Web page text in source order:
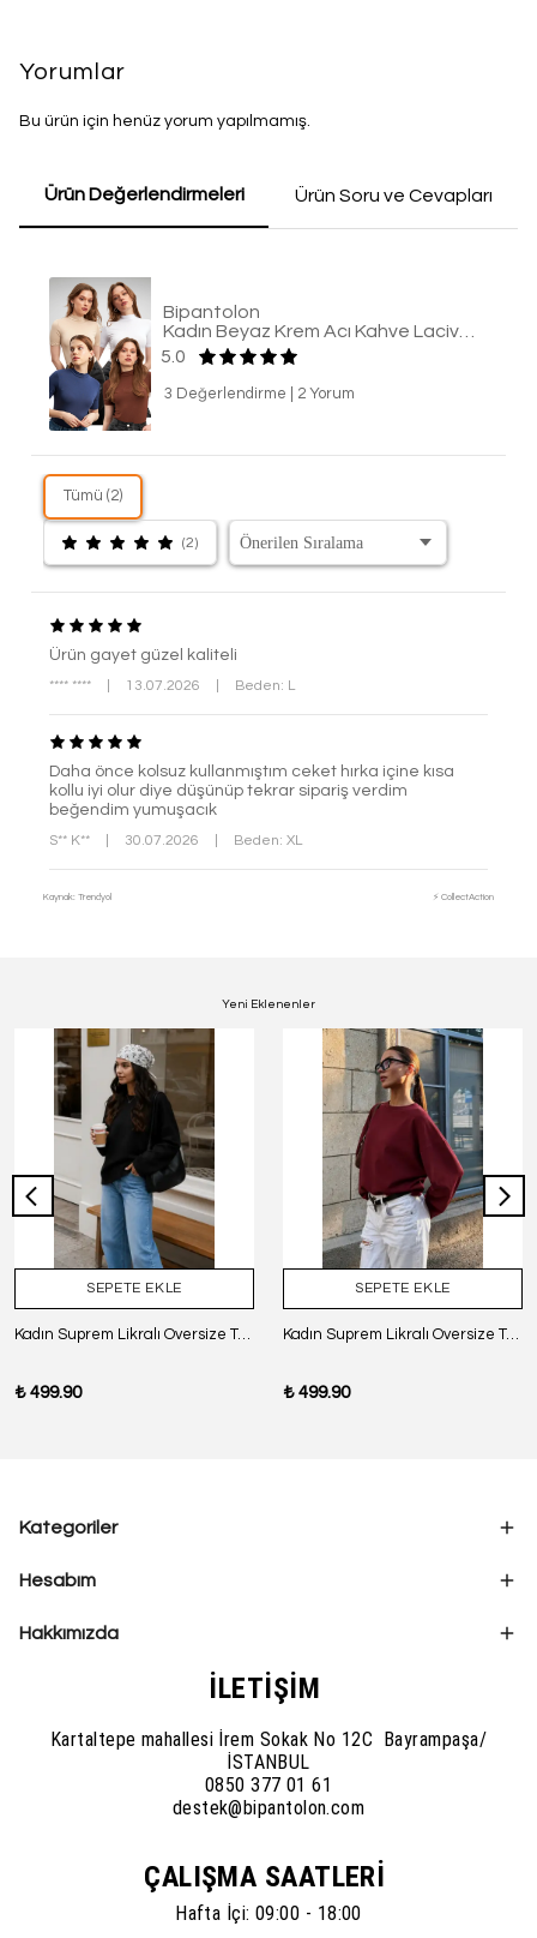
Yorumlar
Bu ürün için henüz yorum yapılmamış.
Ürün Değerlendirmeleri Ürün Soru ve Cevapları
Bipantolon
5.0
3 Değerlendirme 2 Yorum
Tümü (2)
(2)
Ürün gayet güzel kaliteli
**** **** 13.07.2026 Beden: L
Daha önce kolsuz kullanmıştım ceket hırka içine kısa
kollu iyi olur diye düşünüp tekrar sipariş verdim
beğendim yumuşacık
S** K** 30.07.2026 Beden: XL
Kaynak: Trendyol ⚡ CollectAction
Yeni Eklenenler
SEPETE EKLE
Kadın Suprem Likralı Oversize T-Shirt - SİYAH
₺ 499.90
SEPETE EKLE
Kadın Suprem Likralı Oversize T-Shirt - BORDO
₺ 499.90
Kategoriler
Hesabım
Hakkımızda
İLETİŞİM
Kartaltepe mahallesi İrem Sokak No 12C Bayrampaşa/
İSTANBUL
0850 377 01 61
destek@bipantolon.com
ÇALIŞMA SAATLERİ
Hafta İçi: 09:00 - 18:00